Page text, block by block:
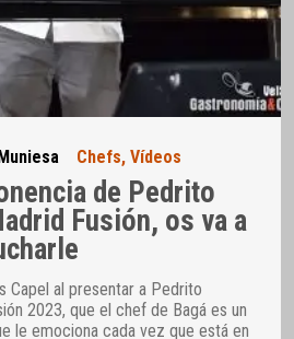
Chefs, Vídeos
de Pedrito
Fusión, os va a
Capel al presentar a Pedrito
2023, que el chef de Bagá es un
le emociona cada vez que está en